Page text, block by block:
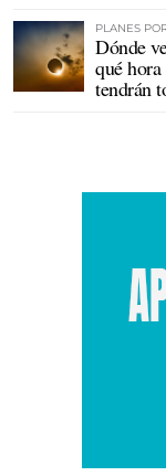
PLANES
Dónde
qué
tendrán